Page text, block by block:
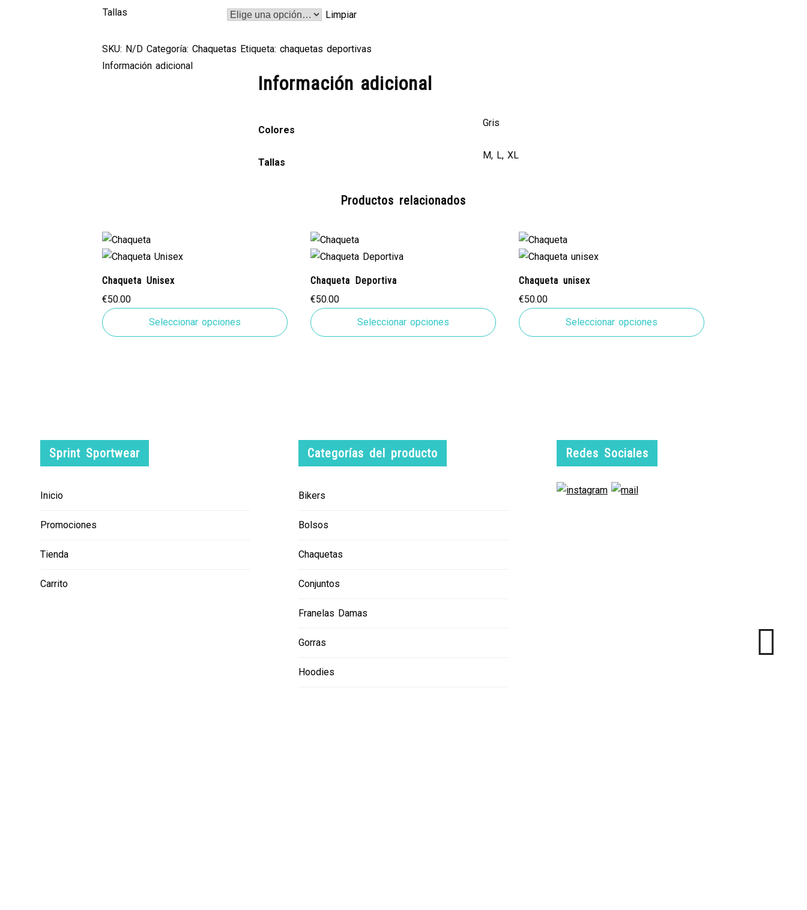
Tallas
Limpiar
SKU: N/D Categoría:Chaquetas Etiqueta:chaquetas deportivas
Información adicional
Información adicional
Colores
Gris
Tallas
M, L, XL
Productos relacionados
Chaqueta Unisex
€50.00
Seleccionar opciones
Chaqueta Deportiva
€50.00
Seleccionar opciones
Chaqueta unisex
€50.00
Seleccionar opciones
Sprint Sportwear
Inicio
Promociones
Tienda
Carrito
Categorías del producto
Bikers
Bolsos
Chaquetas
Conjuntos
Franelas Damas
Gorras
Hoodies
Redes Sociales